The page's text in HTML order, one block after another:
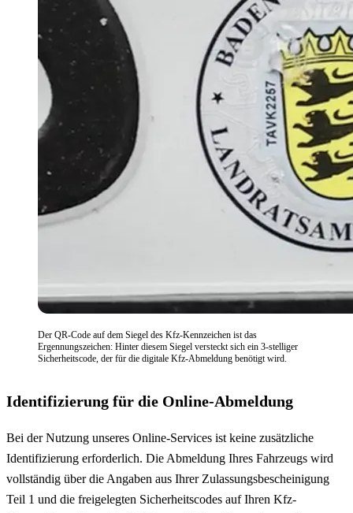
Der QR-Code auf dem Siegel des Kfz-Kennzeichen ist das
Ergennungszeichen: Hinter diesem Siegel versteckt sich ein 3-stelliger
Sicherheitscode, der für die digitale Kfz-Abmeldung benötigt wird.
Identifizierung für die Online-Abmeldung
Bei der Nutzung unseres Online-Services ist keine zusätzliche
Identifizierung erforderlich. Die Abmeldung Ihres Fahrzeugs wird
vollständig über die Angaben aus Ihrer Zulassungsbescheinigung
Teil 1 und die freigelegten Sicherheitscodes auf Ihren Kfz-